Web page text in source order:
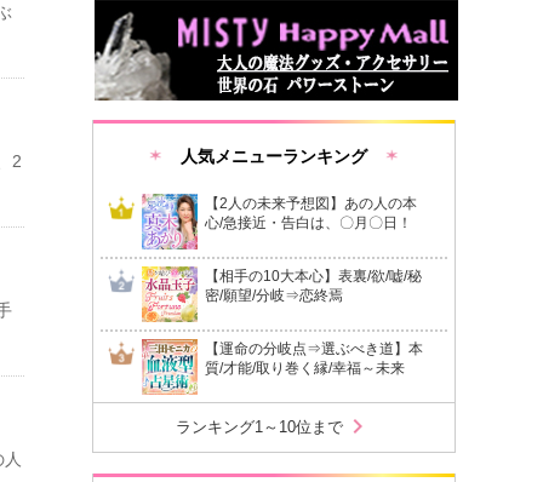
2 人気メニューランキング
【2人の未来予想図】あの人の本
心/急接近・告白は、〇月〇日！
【相手の10大本心】表裏/欲/嘘/秘
密/願望/分岐⇒恋終焉
【運命の分岐点⇒選ぶべき道】本
質/才能/取り巻く縁/幸福～未来
ランキング1～10位まで chevron_right